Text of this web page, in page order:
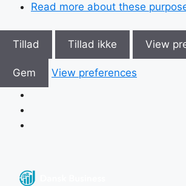
Read more about these
Tillad Tillad ikke View
Gem View preferences